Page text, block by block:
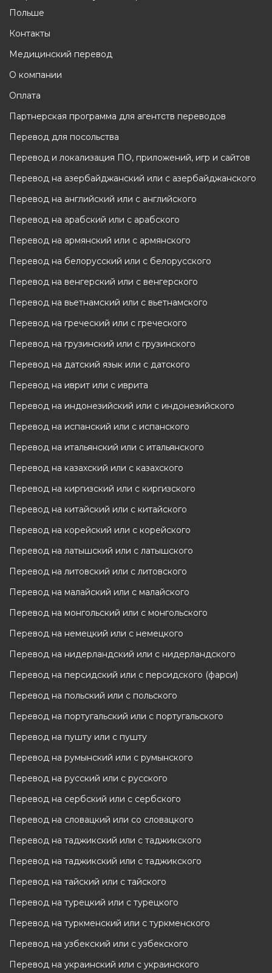
Польше
Контакты
Медицинский перевод
О компании
Оплата
Партнерская программа для агентств переводов
Перевод для посольства
Перевод и локализация ПО, приложений, игр и сайтов
Перевод на азербайджанский или с азербайджанского
Перевод на английский или с английского
Перевод на арабский или с арабского
Перевод на армянский или с армянского
Перевод на белорусский или с белорусского
Перевод на венгерский или с венгерского
Перевод на вьетнамский или с вьетнамского
Перевод на греческий или с греческого
Перевод на грузинский или с грузинского
Перевод на датский язык или с датского
Перевод на иврит или с иврита
Перевод на индонезийский или с индонезийского
Перевод на испанский или с испанского
Перевод на итальянский или с итальянского
Перевод на казахский или с казахского
Перевод на киргизский или с киргизского
Перевод на китайский или с китайского
Перевод на корейский или с корейского
Перевод на латышский или с латышского
Перевод на литовский или с литовского
Перевод на малайский или с малайского
Перевод на монгольский или с монгольского
Перевод на немецкий или с немецкого
Перевод на нидерландский или с нидерландского
Перевод на персидский или с персидского (фарси)
Перевод на польский или с польского
Перевод на португальский или с португальского
Перевод на пушту или с пушту
Перевод на румынский или с румынского
Перевод на русский или с русского
Перевод на сербский или с сербского
Перевод на словацкий или со словацкого
Перевод на таджикский или с таджикского
Перевод на таджикский или с таджикского
Перевод на тайский или с тайского
Перевод на турецкий или с турецкого
Перевод на туркменский или с туркменского
Перевод на узбекский или с узбекского
Перевод на украинский или с украинского